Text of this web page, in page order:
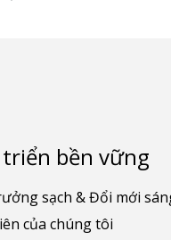
bền vững
sạch & Đổi mới
của chúng tôi